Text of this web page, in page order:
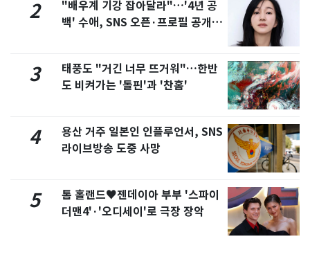
2
"배우계 기강 잡아달라"…'4년 공
백' 수애, SNS 오픈·프로필 공개
3
태풍도 "거긴 너무 뜨거워"…한반
도 비켜가는 '돌핀'과 '찬홈'
4
용산 거주 일본인 인플루언서, SNS
라이브방송 도중 사망
5
톰 홀랜드♥젠데이아 부부 '스파이
더맨4'·'오디세이'로 극장 장악